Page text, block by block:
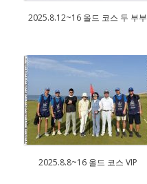
2025.8.12~16 올드 코스 두 부부
2025.8.8~16 올드 코스 VIP